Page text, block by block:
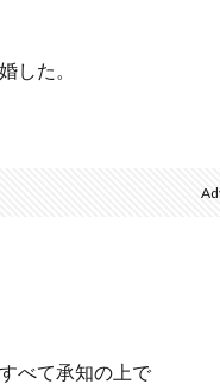
した。
べて承知の上で